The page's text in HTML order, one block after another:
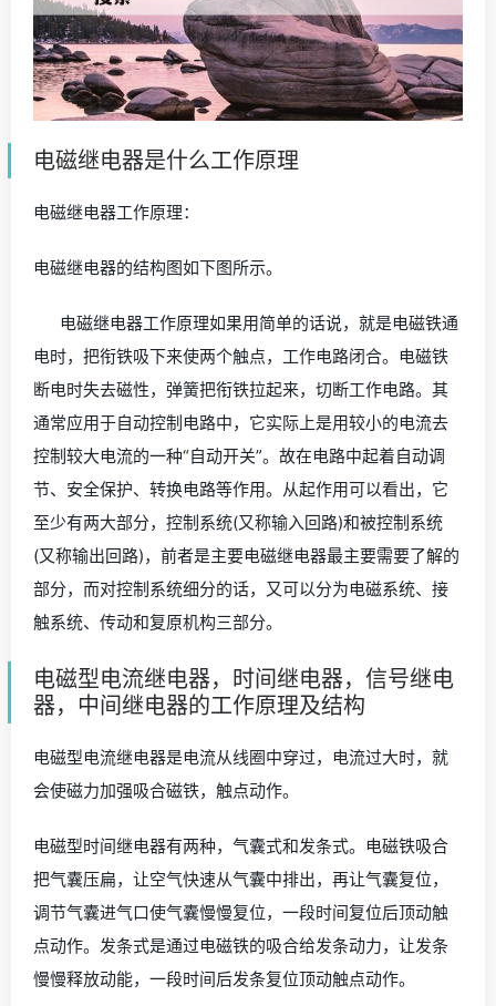
电磁继电器是什么工作原理
电磁继电器工作原理：
电磁继电器的结构图如下图所示。
电磁继电器工作原理如果用简单的话说，就是电磁铁通
电时，把衔铁吸下来使两个触点，工作电路闭合。电磁铁
断电时失去磁性，弹簧把衔铁拉起来，切断工作电路。其
通常应用于自动控制电路中，它实际上是用较小的电流去
控制较大电流的一种“自动开关”。故在电路中起着自动调
节、安全保护、转换电路等作用。从起作用可以看出，它
至少有两大部分，控制系统(又称输入回路)和被控制系统
(又称输出回路)，前者是主要电磁继电器最主要需要了解的
部分，而对控制系统细分的话，又可以分为电磁系统、接
触系统、传动和复原机构三部分。
电磁型电流继电器，时间继电器，信号继电
器，中间继电器的工作原理及结构
电磁型电流继电器是电流从线圈中穿过，电流过大时，就
会使磁力加强吸合磁铁，触点动作。
电磁型时间继电器有两种，气囊式和发条式。电磁铁吸合
把气囊压扁，让空气快速从气囊中排出，再让气囊复位，
调节气囊进气口使气囊慢慢复位，一段时间复位后顶动触
点动作。发条式是通过电磁铁的吸合给发条动力，让发条
慢慢释放动能，一段时间后发条复位顶动触点动作。